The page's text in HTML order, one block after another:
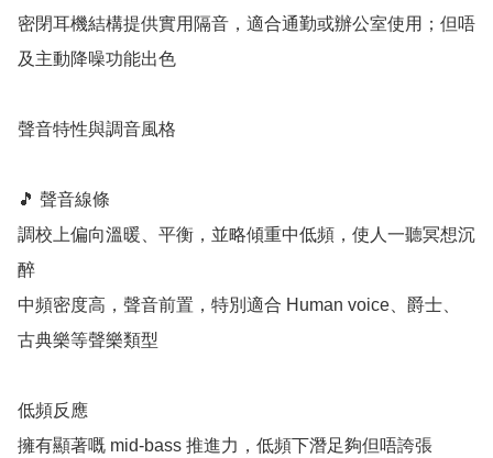
密閉耳機結構提供實用隔音，適合通勤或辦公室使用；但唔
及主動降噪功能出色
聲音特性與調音風格
🎵 聲音線條
調校上偏向溫暖、平衡，並略傾重中低頻，使人一聽冥想沉
醉
中頻密度高，聲音前置，特別適合 Human voice、爵士、
古典樂等聲樂類型
低頻反應
擁有顯著嘅 mid‑bass 推進力，低頻下潛足夠但唔誇張